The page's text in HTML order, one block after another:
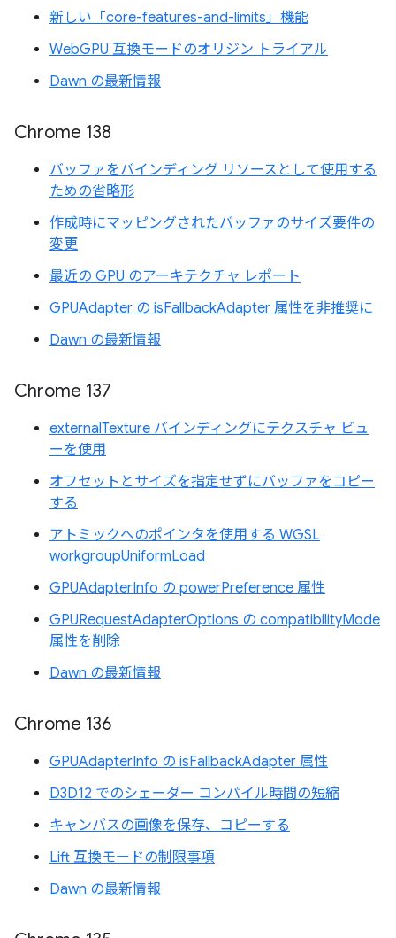
新しい「core-features-and-limits」機能
WebGPU 互換モードのオリジン トライアル
Dawn の最新情報
Chrome 138
バッファをバインディング リソースとして使用する
ための省略形
作成時にマッピングされたバッファのサイズ要件の
変更
最近の GPU のアーキテクチャ レポート
GPUAdapter の isFallbackAdapter 属性を非推奨に
Dawn の最新情報
Chrome 137
externalTexture バインディングにテクスチャ ビュ
ーを使用
オフセットとサイズを指定せずにバッファをコピー
する
アトミックへのポインタを使用する WGSL
workgroupUniformLoad
GPUAdapterInfo の powerPreference 属性
GPURequestAdapterOptions の compatibilityMode
属性を削除
Dawn の最新情報
Chrome 136
GPUAdapterInfo の isFallbackAdapter 属性
D3D12 でのシェーダー コンパイル時間の短縮
キャンバスの画像を保存、コピーする
Lift 互換モードの制限事項
Dawn の最新情報